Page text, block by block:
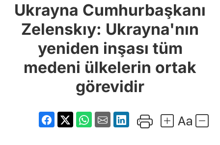
Ukrayna'nın
yeniden inşası
ülkelerin ortak
görevidir
Ukrayna Cumhurbaşkanı
Zelenskıy: Ukrayna'nın
yeniden inşası tüm
medeni ülkelerin ortak
görevidir